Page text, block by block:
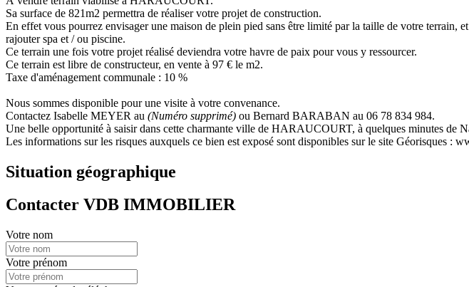
Sa surface de 821m2 permettra de réaliser votre projet de construction.
En effet vous pourrez envisager une maison de plein pied sans être limité par la taille de votre terrain,
rajouter spa et / ou piscine.
Ce terrain une fois votre projet réalisé deviendra votre havre de paix pour vous y ressourcer.
Ce terrain est libre de constructeur, en vente à 97 € le m2.
Taxe d'aménagement communale : 10 %
Nous sommes disponible pour une visite à votre convenance.
Contactez Isabelle MEYER au (Numéro supprimé) ou Bernard BARABAN au 06 78 834 984.
Une belle opportunité à saisir dans cette charmante ville de HARAUCOURT, à quelques minutes de
Les informations sur les risques auxquels ce bien est exposé sont disponibles sur le site Géorisques :
Situation géographique
Contacter VDB IMMOBILIER
Votre nom
Votre prénom